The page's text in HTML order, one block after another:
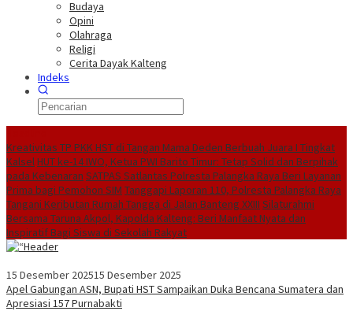
Budaya
Opini
Olahraga
Religi
Cerita Dayak Kalteng
Indeks
Kreativitas TP PKK HST di Tangan Mama Deden Berbuah Juara I Tingkat
KalselHUT ke-14 IWO, Ketua PWI Barito Timur: Tetap Solid dan Berpihak
pada Kebenaran SATPAS Satlantas Polresta Palangka Raya Beri Layanan
Prima bagi Pemohon SIM Tanggapi Laporan 110, Polresta Palangka Raya
Tangani Keributan Rumah Tangga di Jalan Banteng XXIII Silaturahmi
Bersama Taruna Akpol, Kapolda Kalteng: Beri Manfaat Nyata dan
Inspiratif Bagi Siswa di Sekolah Rakyat
15 Desember 202515 Desember 2025
Apel Gabungan ASN, Bupati HST Sampaikan Duka Bencana Sumatera dan
Apresiasi 157 Purnabakti